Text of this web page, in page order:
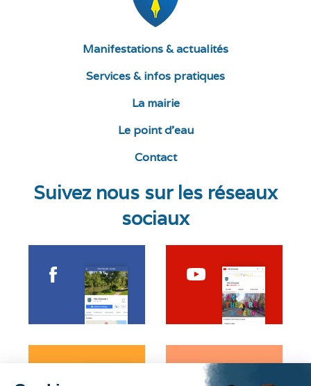
Manifestations & actualités
Services & infos pratiques
La mairie
Le point d’eau
Contact
Suivez nous sur les réseaux
sociaux